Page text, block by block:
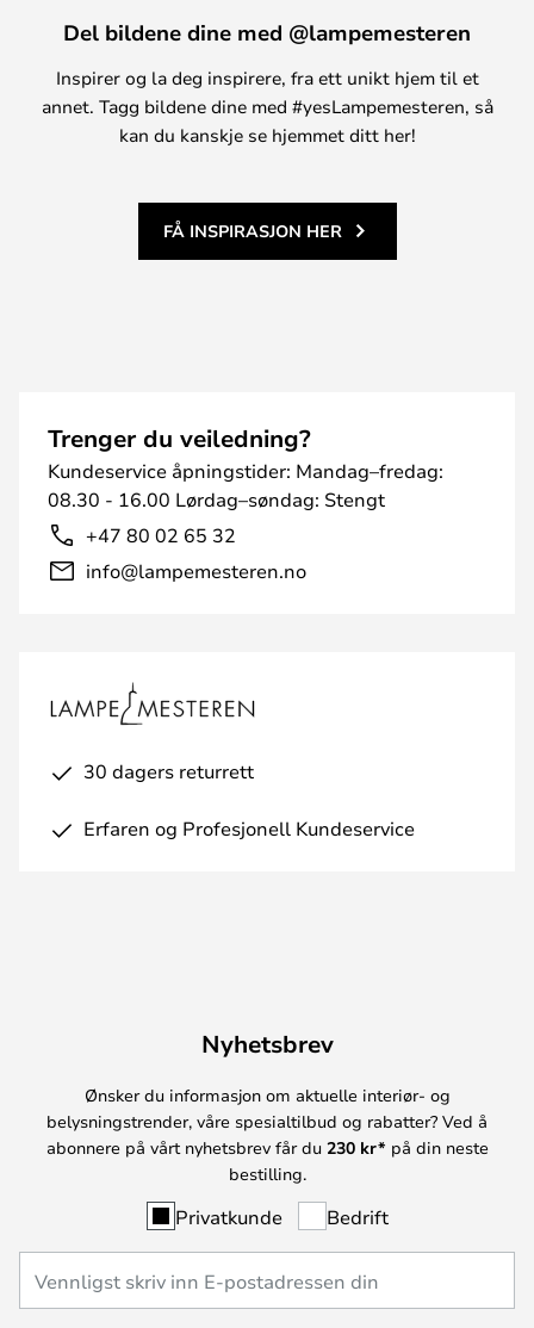
Del bildene dine med @lampemesteren
Inspirer og la deg inspirere, fra ett unikt hjem til et
annet. Tagg bildene dine med #yesLampemesteren, så
kan du kanskje se hjemmet ditt her!
FÅ INSPIRASJON HER
Trenger du veiledning?
Kundeservice åpningstider: Mandag–fredag:
08.30 - 16.00 Lørdag–søndag: Stengt
+47 80 02 65 32
info@lampemesteren.no
30 dagers returrett
Erfaren og Profesjonell Kundeservice
Nyhetsbrev
Ønsker du informasjon om aktuelle interiør- og
belysningstrender, våre spesialtilbud og rabatter? Ved å
abonnere på vårt nyhetsbrev får du 230 kr* på din neste
bestilling.
Privatkunde Bedrift